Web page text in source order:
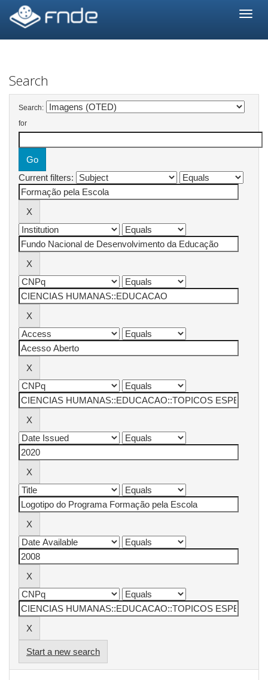
navigation
Search
Search:
for
Current filters:
Start a new search